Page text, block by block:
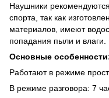
Наушники
спорта, так как
материалов, имеют
попадания пыли и влаги.
Основные
Работают в режиме
В режиме разговора: 7